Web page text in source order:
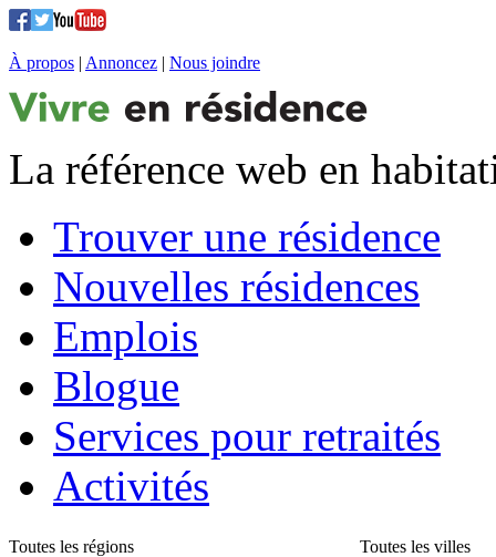
À propos | Annoncez | Nous joindre
La référence web en
Trouver une résidence
Nouvelles résidences
Emplois
Blogue
Services pour retraités
Activités
Toutes les régions Toutes les villes